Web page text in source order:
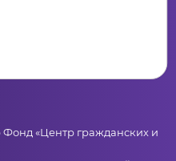
автономный округ – Югра,
«Центр гражданских и